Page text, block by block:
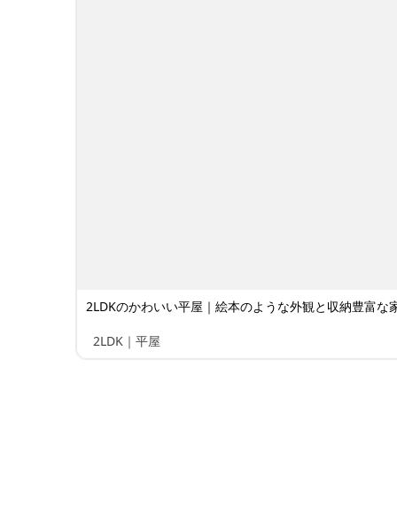
2LDKのかわいい平屋｜絵本のような外観と収納豊富な
2LDK｜平屋